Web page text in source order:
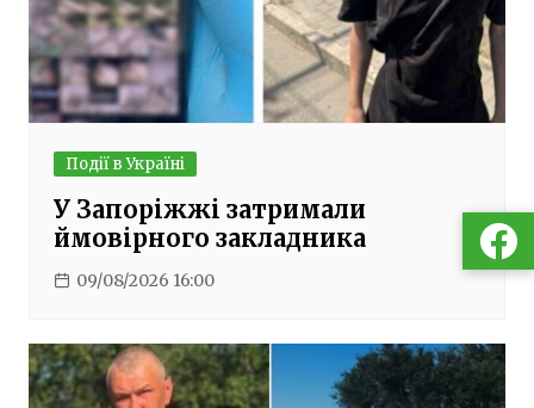
Події в Україні
У Запоріжжі затримали
ймовірного закладника
09/08/2026 16:00